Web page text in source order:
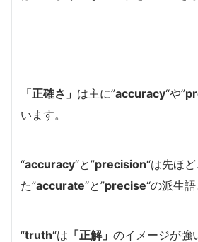
「正確さ」 は主に”accuracy“や”
います。
“accuracy“と”precision“は先ほ
た”accurate“と”precise“の派生語
“truth“は 「正解」 のイメージが強